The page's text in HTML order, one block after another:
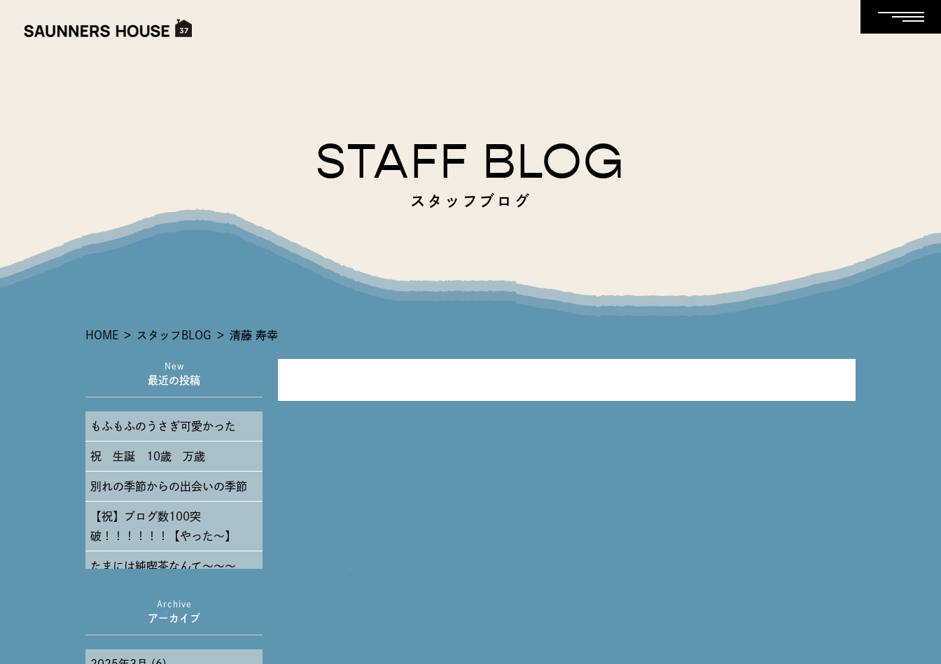
STAFF BLOG
スタッフブログ
HOME ＞ スタッフBLOG ＞ 清藤 寿幸
New
最近の投稿
もふもふのうさぎ可愛かった
祝 生誕 10歳 万歳
別れの季節からの出会いの季節
【祝】ブログ数100突
破！！！！！！【やった～】
たまには純喫茶なんて～～～
Archive
アーカイブ